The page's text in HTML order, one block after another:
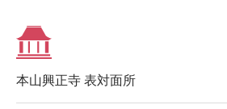
本山興正寺 表対面所